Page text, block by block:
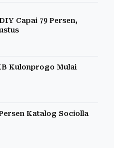
Capai 79 Persen,
Kulonprogo Mulai
Katalog Sociolla